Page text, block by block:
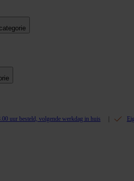
uur besteld, volgende werkdag in huis